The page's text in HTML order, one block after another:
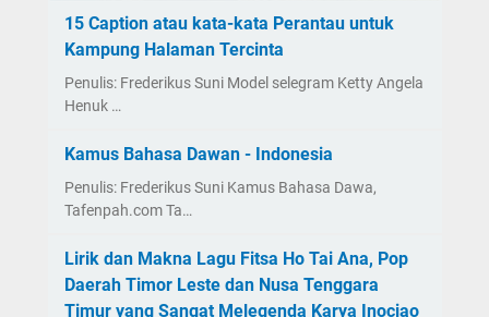
15 Caption atau kata-kata Perantau untuk
Kampung Halaman Tercinta
Penulis: Frederikus Suni Model selegram Ketty Angela
Henuk …
Kamus Bahasa Dawan - Indonesia
Penulis: Frederikus Suni Kamus Bahasa Dawa,
Tafenpah.com Ta…
Lirik dan Makna Lagu Fitsa Ho Tai Ana, Pop
Daerah Timor Leste dan Nusa Tenggara
Timur yang Sangat Melegenda Karya Inociao